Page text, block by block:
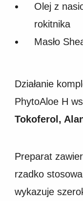
Olej z
rokitnika
Masło
Działanie
PhytoAloe H
Tokoferol,
Preparat
rzadko
wykazuje